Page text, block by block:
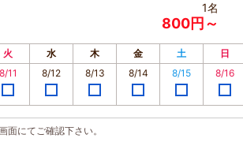
1名
800円～
火 水 木 金 土
日
8/11 8/12 8/13 8/14 8/15 8/16
面にてご確認下さい。